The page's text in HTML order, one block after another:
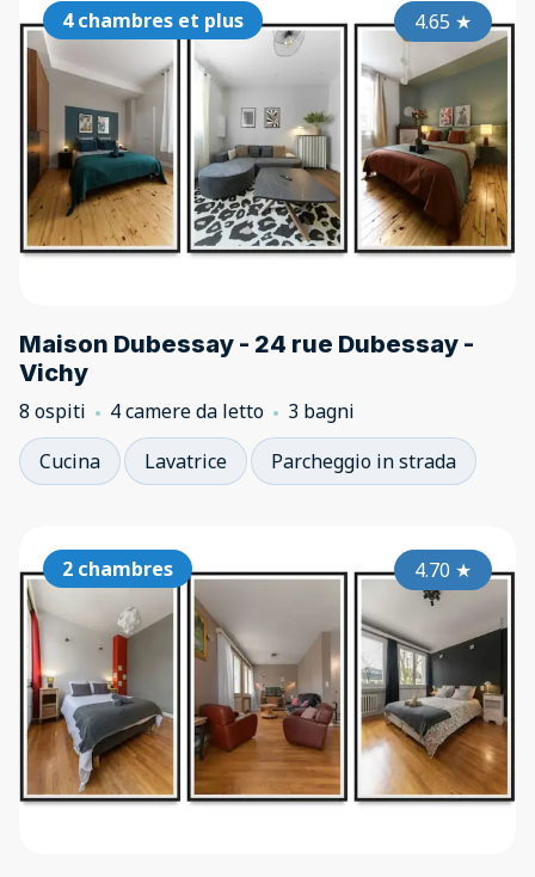
4 chambres et plus 4.65 ★
Maison Dubessay - 24 rue Dubessay -
Vichy
8 ospiti 4 camere da letto
3 bagni
Cucina
Lavatrice Parcheggio in strada
2 chambres 4.70 ★